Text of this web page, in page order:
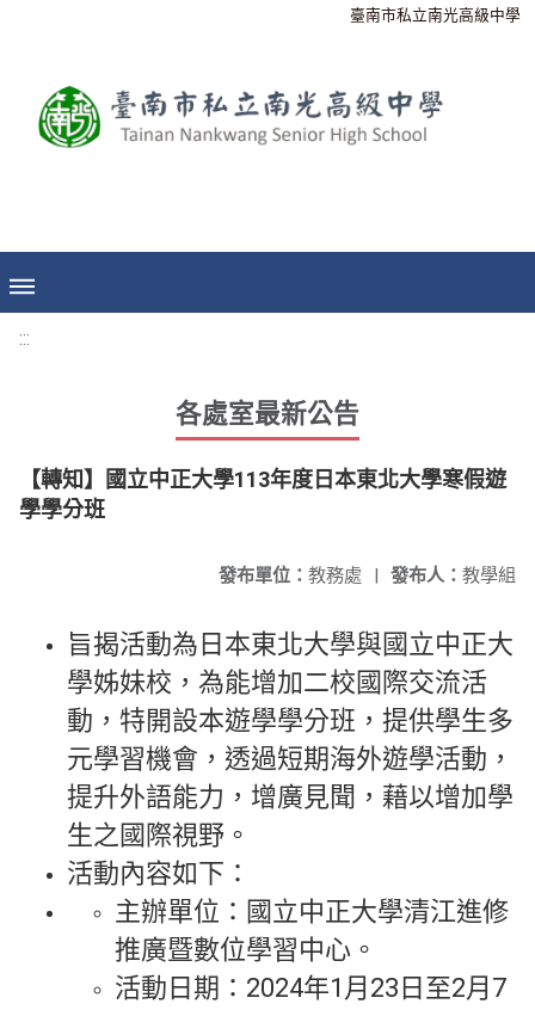
臺南市私立南光高級中學
:::
各處室最新公告
【轉知】國立中正大學113年度日本東北大學寒假遊
學學分班
發布人： 教學組
發布單位： 教務處 |
旨揭活動為日本東北大學與國立中正大
學姊妹校，為能增加二校國際交流活
動，特開設本遊學學分班，提供學生多
元學習機會，透過短期海外遊學活動，
提升外語能力，增廣見聞，藉以增加學
生之國際視野。
活動內容如下：
主辦單位：國立中正大學清江進修
推廣暨數位學習中心。
活動日期：2024年1月23日至2月7